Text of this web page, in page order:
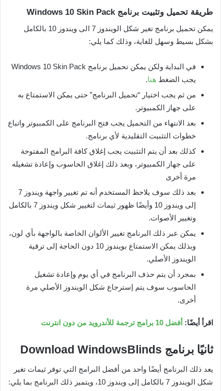
طريقة تحميل وتثبيت برنامجWindows 10 Skin Pack
يمكن تحميل برنامج تغير شكل الويندوز 7 الى ويندوز 10 بالكامل
بشكل بسيط وسهل للغاية، وذلك كما يلي:
في البداية ولكن يمكن تحميل برنامج Windows 10 Skin Pack
يجب الضغط هنا.
من ثم يجب اختيار “تحميل البرنامج” حتى يمكن الاستمتاع به
على جهاز الكمبيوتر.
بعد الانتهاء من التحميل يجب فتح البرنامج على الكمبيوتر واتباع
خطوات التثبيت التقليدية لأي برنامج.
كذلك بعد أن يتم التثبيت يجب إغلاق كافة البرامج المفتوحة
على جهاز الكمبيوتر، وبعد ذلك إغلاق الحاسوب وإعادة تشغيله
مرة أخرى
بعد ذلك سوف يلاحظ المستخدم أنه تم تغيير واجهة ويندوز 7
إلى ويندوز 10 وأيضًا ظهور ثيمات لتغيير شكل ويندوز 7 بالكامل
وتغيير الأصوات.
يمكن عبر ذلك البرنامج تغيير الألوان الخاصة بالواجهة بأي لون،
وبذلك يمكن الاستمتاع بويندوز 10 دون الحاجة إلى ترقية
الويندوز الأصلي.
بمجرد أن يتم حذف البرنامج في أي يوم وإعادة تشغيل
الحاسوب سوف يتم إسترجاع شكل الويندوز الأصلي مرة
أخرى.
اقرأ أيضًا: أفضل 10 برامج ترجمة للأندرويد من دون انترنت
ثانيًا برنامج Download WindowsBlinds
يعد ذلك البرنامج أيضًا واحد من أفضل البرامج التي توفر ثيمات تغير
شكل الويندوز 7 بالكامل إلى ويندوز 10، ويتميز ذلك البرنامج بما يلي: